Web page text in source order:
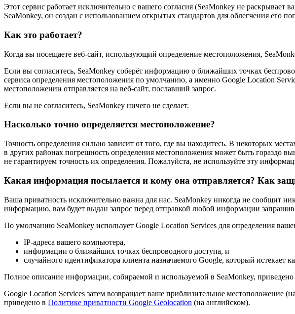
Этот сервис работает исключительно с вашего согласия (SeaMonkey не
SeaMonkey, он создан с использованием открытых стандартов для облегчения его
Как это работает?
Когда вы посещаете веб-сайт, использующий определение местоположения,
Если вы согласитесь, SeaMonkey соберёт информацию о ближайших точках
сервиса определения местоположения по умолчанию, а именно Google Location
местоположении отправляется на веб-сайт, пославший запрос.
Если вы не согласитесь, SeaMonkey ничего не сделает.
Насколько точно определяется местоположение?
Точность определения сильно зависит от того, где вы находитесь. В некоторых
в других районах погрешность определения местоположения может быть
не гарантируем точность их определения. Пожалуйста, не используйте эту
Какая информация посылается и кому она отправляется? Как
Ваша приватность исключительно важна для нас. SeaMonkey никогда не сообщит
информацию, вам будет выдан запрос перед отправкой любой информации
По умолчанию SeaMonkey использует Google Location Services для определения
IP-адреса вашего компьютера,
информации о ближайших точках беспроводного доступа, и
случайного идентификатора клиента назначаемого Google, который истекает
Полное описание информации, собираемой и используемой в SeaMonkey, приведено
Google Location Services затем возвращает ваше приблизительное
приведено в Политике приватности Google Geolocation (на английском).